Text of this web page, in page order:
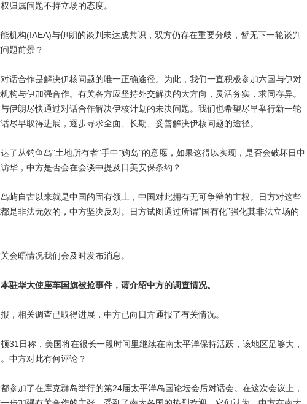
归属问题不持立场的态度。
构(IAEA)与伊朗的谈判未达成共识，双方仍存在重要分歧，暂无下一轮谈判
题前景？
合作是解决伊核问题的唯一正确途径。为此，我们一直积极参加六国与伊对
构与伊加强合作。有关各方应坚持外交解决的大方向，灵活务实，求同存异。
伊朗尽快通过对话合作解决伊核计划的未决问题。我们也希望尽早举行新一轮
尽早取得进展，逐步寻求全面、长期、妥善解决伊核问题的途径。
从钓鱼岛"土地所有者"手中"购岛"的意愿，如果这得以实现，是否会破坏日中
华，中方是否会在会谈中提及日美安保条约？
自古以来就是中国的固有领土，中国对此拥有无可争辩的主权。日方对这些
是非法无效的，中方坚决反对。日方试图通过所谓“国有化”强化其非法立场的
晤情况我们会及时发布消息。
驻华大使座车国旗被抢事件，请介绍中方的调查情况。
相关调查已取得进展，中方已向日方通报了有关情况。
日称，美国将在很长一段时间里继续在南太平洋保持活跃，该地区足够大，
中方对此有何评论？
加了在库克群岛举行的第24届太平洋岛国论坛会后对话会。在这次会议上，